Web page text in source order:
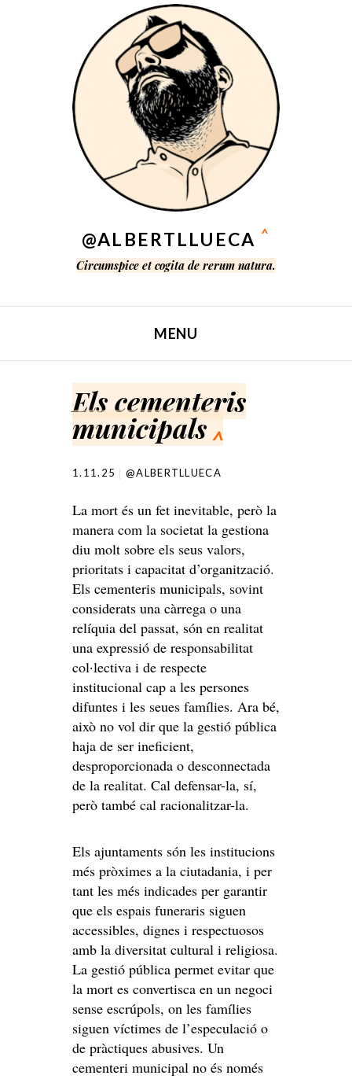
@ALBERTLLUECA ^
Circumspice et cogita de rerum natura.
MENU
Els cementeris
municipals ^
1.11.25 @ALBERTLLUECA
La mort és un fet inevitable, però la
manera com la societat la gestiona
diu molt sobre els seus valors,
prioritats i capacitat d’organització.
Els cementeris municipals, sovint
considerats una càrrega o una
relíquia del passat, són en realitat
una expressió de responsabilitat
col·lectiva i de respecte
institucional cap a les persones
difuntes i les seues famílies. Ara bé,
això no vol dir que la gestió pública
haja de ser ineficient,
desproporcionada o desconnectada
de la realitat. Cal defensar-la, sí,
però també cal racionalitzar-la.
Els ajuntaments són les institucions
més pròximes a la ciutadania, i per
tant les més indicades per garantir
que els espais funeraris siguen
accessibles, dignes i respectuosos
amb la diversitat cultural i religiosa.
La gestió pública permet evitar que
la mort es convertisca en un negoci
sense escrúpols, on les famílies
siguen víctimes de l’especulació o
de pràctiques abusives. Un
cementeri municipal no és només